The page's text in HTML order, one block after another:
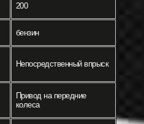
200
бензин
Непосредственный впрыск
Привод на передние
колеса